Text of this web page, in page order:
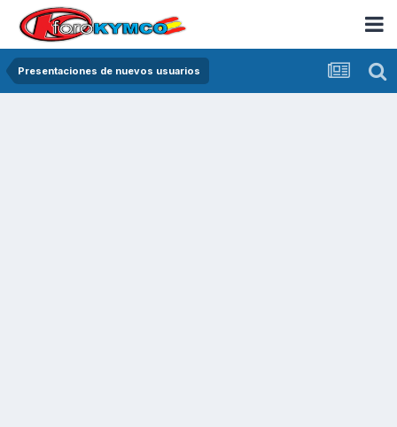
Presentaciones de nuevos usuarios